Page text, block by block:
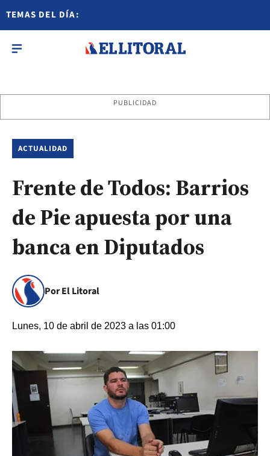
TEMAS DEL DÍA:
PUBLICIDAD
ACTUALIDAD
Frente de Todos: Barrios
de Pie apuesta por una
banca en Diputados
Por El Litoral
Lunes, 10 de abril de 2023 a las 01:00